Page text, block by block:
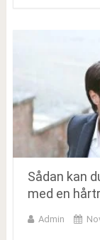
Sådan kan
med en
Admin